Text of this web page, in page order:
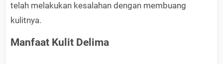
telah melakukan kesalahan dengan membuang
kulitnya.
Manfaat Kulit Delima